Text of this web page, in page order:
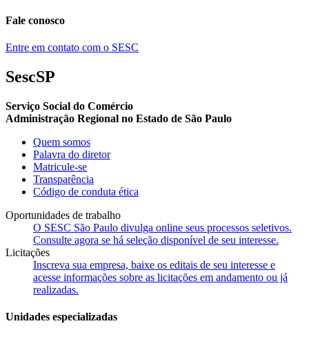
Fale conosco
Entre em contato com o SESC
SescSP
Serviço Social do Comércio
Administração Regional no Estado de São Paulo
Quem somos
Palavra do diretor
Matricule-se
Transparência
Código de conduta ética
Oportunidades de trabalho
O SESC São Paulo divulga online seus processos seletivos.
Consulte agora se há seleção disponível de seu interesse.
Licitações
Inscreva sua empresa, baixe os editais de seu interesse e
acesse informações sobre as licitações em andamento ou já
realizadas.
Unidades especializadas